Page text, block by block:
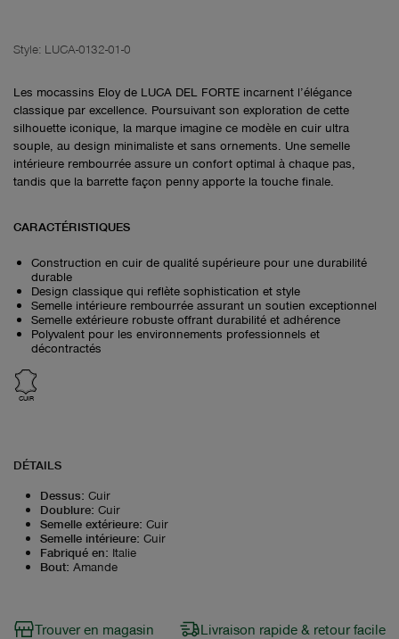
Style: LUCA-0132-01-0
Les mocassins Eloy de LUCA DEL FORTE incarnent l’élégance
classique par excellence. Poursuivant son exploration de cette
silhouette iconique, la marque imagine ce modèle en cuir ultra
souple, au design minimaliste et sans ornements. Une semelle
intérieure rembourrée assure un confort optimal à chaque pas,
tandis que la barrette façon penny apporte la touche finale.
CARACTÉRISTIQUES
Construction en cuir de qualité supérieure pour une durabilité
durable
Design classique qui reflète sophistication et style
Semelle intérieure rembourrée assurant un soutien exceptionnel
Semelle extérieure robuste offrant durabilité et adhérence
Polyvalent pour les environnements professionnels et
décontractés
CUIR
DÉTAILS
Dessus: Cuir
Doublure: Cuir
Semelle extérieure: Cuir
Semelle intérieure: Cuir
Fabriqué en: Italie
Bout: Amande
Trouver en magasin Livraison rapide & retour facile